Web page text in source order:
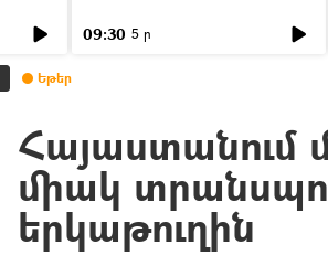
09:30 5 ր
Եթեր
Հայաստանում
միակ
երկաթուղին